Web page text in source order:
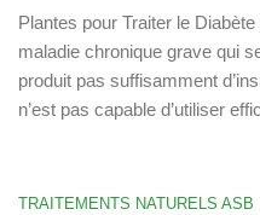
Plantes pour Traiter le
maladie chronique grave qui
produit pas suffisamment
n’est pas capable d’utiliser
TRAITEMENTS NATURELS ASB